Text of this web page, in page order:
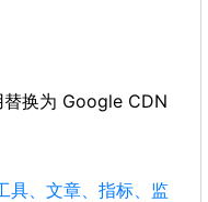
换为 Google CDN
具、文章、指标、监